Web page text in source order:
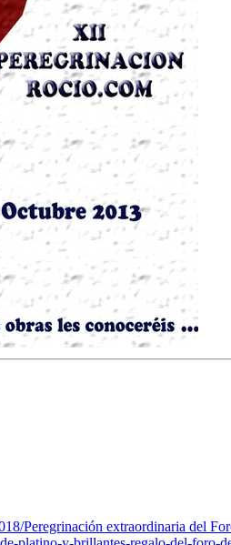
Peregrinación extraordinaria del